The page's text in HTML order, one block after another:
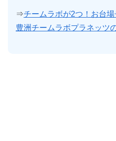
⇒チームラボが2つ！お台
豊洲チームラボプラネッツ